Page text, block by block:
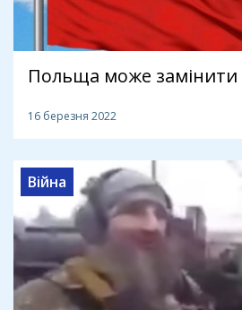
Польща може замінити
16 березня 2022
Війна